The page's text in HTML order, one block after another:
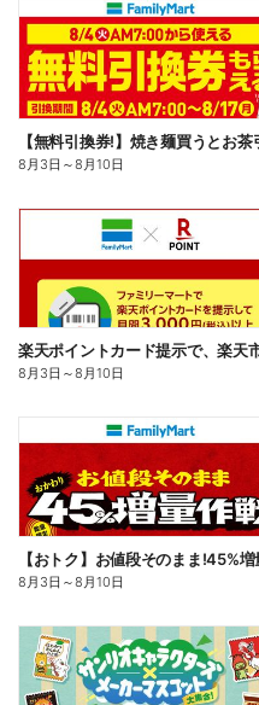
8月3日 ～8月10日
8月3日 ～8月10日
8月3日 ～8月10日